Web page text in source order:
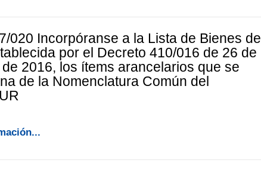
020 Incorpóranse a la Lista de Bienes de
por el Decreto 410/016 de 26 de
2016, los ítems arancelarios que se
de la Nomenclatura Común del